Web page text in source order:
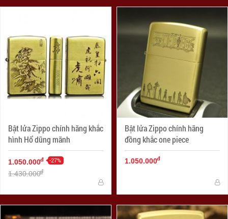
Bật lửa Zippo chính hãng khắc
hình Hổ dũng mãnh
1.050.000đ -27%
1.430.000đ
Bật lửa Zippo chính hãng
đồng khắc one piece
1.050.000đ